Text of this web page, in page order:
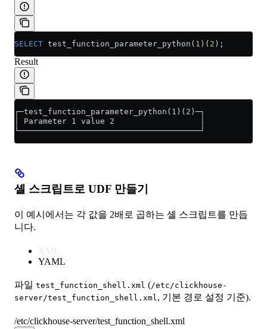
SELECT test_function_parameter_python( 1 )( 2 );
Result
┌─test_function_parameter_python(1)(2)─┐
│ Parameter 1 value 2                  │
└──────────────────────────────────────┘
셸 스크립트로 UDF 만들기
이 예시에서는 각 값을 2배로 곱하는 셸 스크립트를 만듭
니다.
XML
YAML
파일 test_function_shell.xml (/etc/clickhouse-
server/test_function_shell.xml , 기본 경로 설정 기준).
/etc/clickhouse-server/test_function_shell.xml